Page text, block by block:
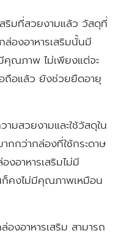
ริมที่สวยงามแล้ว วัสดุที่
องอาหารเสริมนั้นมี
คุณภาพ ไม่เพียงแต่จะ
ถือแล้ว ยังช่วยยืดอายุ
มสวยงามและใช้วัสดุใน
กกว่ากล่องที่ใช้กระดาษ
งอาหารเสริมไม่มี
คงไม่มีคุณภาพเหมือน
องอาหารเสริม สามารถ